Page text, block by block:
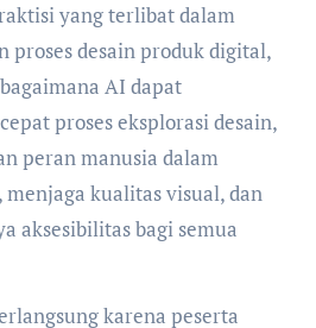
yang terlibat dalam
proses desain produk digital,
AI dapat
proses eksplorasi desain,
peran manusia dalam
kualitas visual, dan
aksesibilitas bagi semua
karena peserta